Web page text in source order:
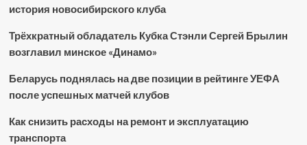
история новосибирского клуба
Трёхкратный обладатель Кубка Стэнли Сергей Брылин
возглавил минское «Динамо»
Беларусь поднялась на две позиции в рейтинге УЕФА
после успешных матчей клубов
Как снизить расходы на ремонт и эксплуатацию
транспорта